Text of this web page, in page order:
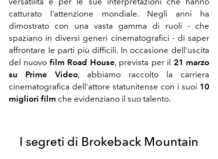
catturato l'attenzione mondiale. Negli anni ha
dimostrato con una vasta gamma di ruoli - che
spaziano in diversi generi cinematografici - di saper
affrontare le parti più difficili. In occasione dell'uscita
del nuovo film Road House, prevista per il 21 marzo
su Prime Video, abbiamo raccolto la carriera
cinematografica dell'attore statunitense con i suoi 10
migliori film che evidenziano il suo talento.
I segreti di Brokeback Mountain